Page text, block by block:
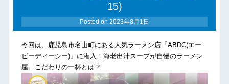
15)
Posted on 2023年8月1日
今回は、鹿児島市名山町にある人気ラーメン店「ABDC(エー
ビーディーシー)」に潜入！海老出汁スープが自慢のラーメン
屋。こだわりの一杯とは？